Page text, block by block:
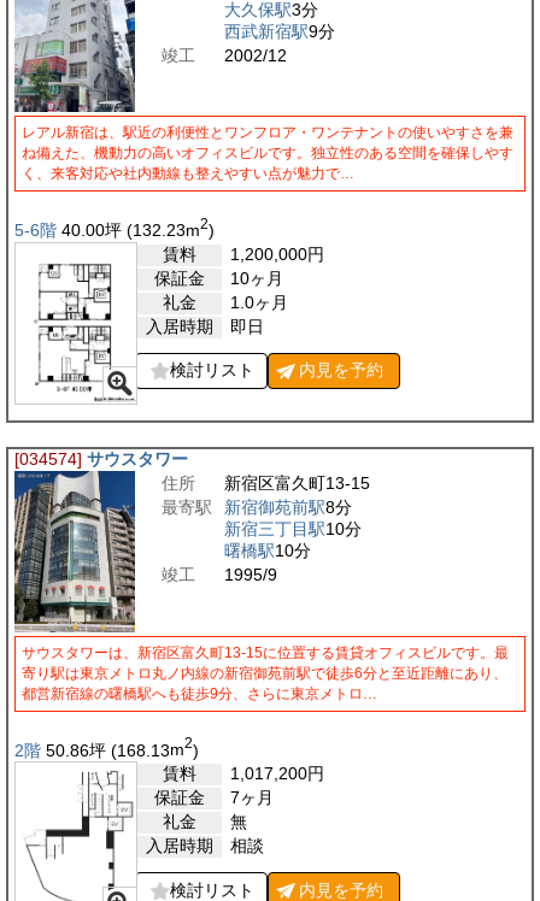
大久保駅3分
西武新宿駅9分
竣工
2002/12
レアル新宿は、駅近の利便性とワンフロア・ワンテナントの使いやすさを兼
ね備えた、機動力の高いオフィスビルです。独立性のある空間を確保しやす
く、来客対応や社内動線も整えやすい点が魅力で…
5-6階 40.00坪 (132.23m2)
賃料
1,200,000円
保証金
10ヶ月
礼金
1.0ヶ月
入居時期
即日
検討リスト 内見を予約
[034574] サウスタワー
住所
新宿区富久町13-15
最寄駅
新宿御苑前駅8分
新宿三丁目駅10分
曙橋駅10分
竣工
1995/9
サウスタワーは、新宿区富久町13-15に位置する賃貸オフィスビルです。最
寄り駅は東京メトロ丸ノ内線の新宿御苑前駅で徒歩6分と至近距離にあり、
都営新宿線の曙橋駅へも徒歩9分、さらに東京メトロ…
2階 50.86坪 (168.13m2)
賃料
1,017,200円
保証金
7ヶ月
礼金
無
入居時期
相談
検討リスト 内見を予約